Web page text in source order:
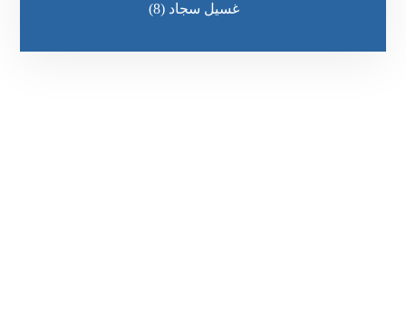
غسيل سجاد (8)